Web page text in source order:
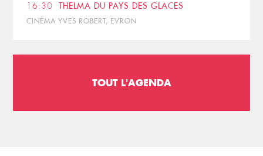
16:30 THELMA DU PAYS DES GLACES
CINÉMA YVES ROBERT, EVRON
TOUT L'AGENDA